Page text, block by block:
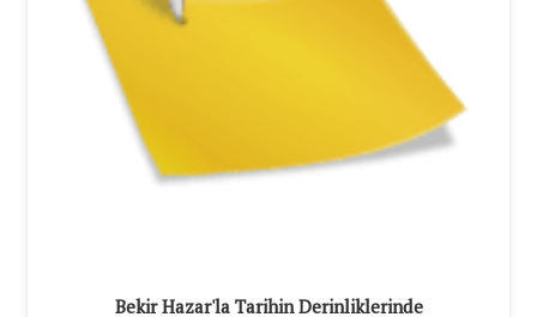
Bekir Hazar'la Tarihin Derinliklerinde